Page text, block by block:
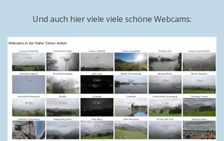
Und auch hier viele viele schöne Webcams: